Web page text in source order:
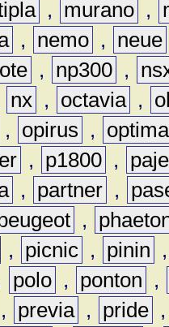
, murano ,
, nemo , neue
, np300 ,
nx , octavia ,
, opirus ,
optima
, p1800 ,
, partner ,
,
, picnic , pinin
polo , ponton
,
, previa , pride